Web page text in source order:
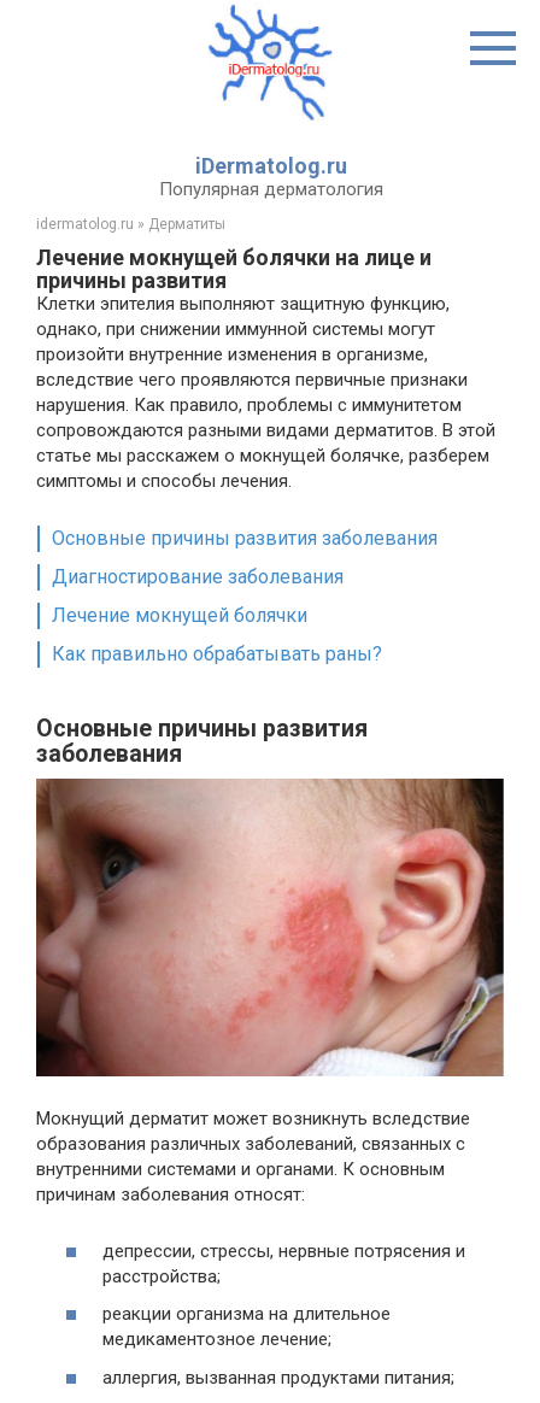
iDermatolog.ru
Популярная дерматология
idermatolog.ru » Дерматиты
Лечение мокнущей болячки на лице и
причины развития
Клетки эпителия выполняют защитную функцию,
однако, при снижении иммунной системы могут
произойти внутренние изменения в организме,
вследствие чего проявляются первичные признаки
нарушения. Как правило, проблемы с иммунитетом
сопровождаются разными видами дерматитов. В этой
статье мы расскажем о мокнущей болячке, разберем
симптомы и способы лечения.
Основные причины развития заболевания
Диагностирование заболевания
Лечение мокнущей болячки
Как правильно обрабатывать раны?
Основные причины развития
заболевания
Мокнущий дерматит может возникнуть вследствие
образования различных заболеваний, связанных с
внутренними системами и органами. К основным
причинам заболевания относят:
депрессии, стрессы, нервные потрясения и
расстройства;
реакции организма на длительное
медикаментозное лечение;
аллергия, вызванная продуктами питания;